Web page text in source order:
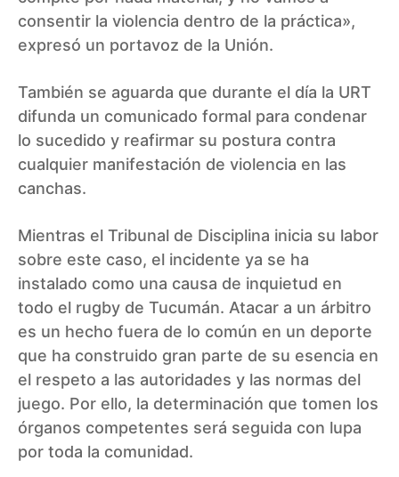
consentir la violencia dentro de la práctica»,
expresó un portavoz de la Unión.
También se aguarda que durante el día la URT
difunda un comunicado formal para condenar
lo sucedido y reafirmar su postura contra
cualquier manifestación de violencia en las
canchas.
Mientras el Tribunal de Disciplina inicia su labor
sobre este caso, el incidente ya se ha
instalado como una causa de inquietud en
todo el rugby de Tucumán. Atacar a un árbitro
es un hecho fuera de lo común en un deporte
que ha construido gran parte de su esencia en
el respeto a las autoridades y las normas del
juego. Por ello, la determinación que tomen los
órganos competentes será seguida con lupa
por toda la comunidad.